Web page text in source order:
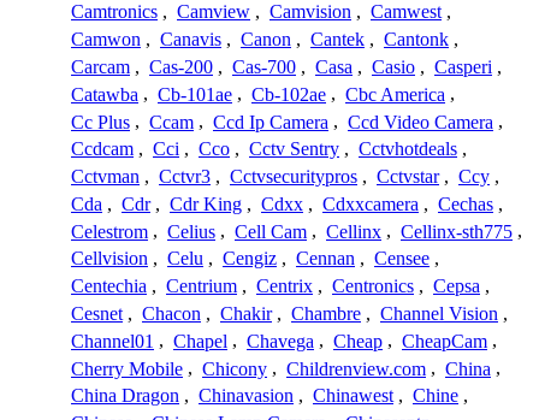
Camtronics , Camview , Camvision , Camwest ,
Camwon , Canavis , Canon , Cantek , Cantonk ,
Carcam , Cas-200 , Cas-700 , Casa , Casio , Casperi ,
Catawba , Cb-101ae , Cb-102ae , Cbc America ,
Cc Plus , Ccam , Ccd Ip Camera , Ccd Video Camera ,
Ccdcam , Cci , Cco , Cctv Sentry , Cctvhotdeals ,
Cctvman , Cctvr3 , Cctvsecuritypros , Cctvstar , Ccy ,
Cda , Cdr , Cdr King , Cdxx , Cdxxcamera , Cechas ,
Celestrom , Celius , Cell Cam , Cellinx , Cellinx-sth775 ,
Cellvision , Celu , Cengiz , Cennan , Censee ,
Centechia , Centrium , Centrix , Centronics , Cepsa ,
Cesnet , Chacon , Chakir , Chambre , Channel Vision ,
Channel01 , Chapel , Chavega , Cheap , CheapCam ,
Cherry Mobile , Chicony , Childrenview.com , China ,
China Dragon , Chinavasion , Chinawest , Chine ,